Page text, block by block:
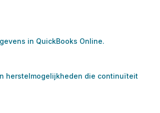
in QuickBooks Online.
herstelmogelijkheden die continuïteit